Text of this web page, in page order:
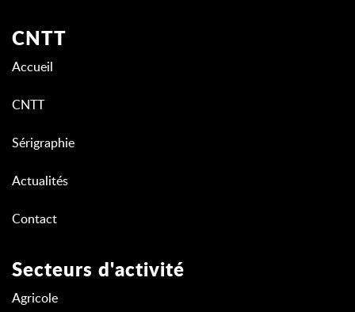
CNTT
Accueil
CNTT
Sérigraphie
Actualités
Contact
Secteurs d'activité
Agricole